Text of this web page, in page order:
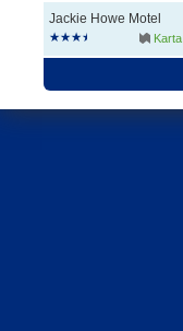
Jackie Howe Motel
Karta